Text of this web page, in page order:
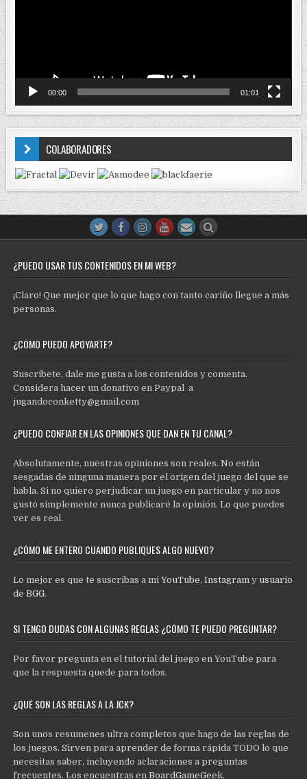
00:00 01:01
COLABORADORES
¿PUEDO USAR TUS CONTENIDOS EN MI WEB?
¡Claro! Que mejor que lo que hago con tanto cariño llegue a más
personas.
¿CÓMO PUEDO APOYARTE?
Suscríbete, dale me gusta a los contenidos y comenta.
Considera hacer un donativo en Paypal a
jugandoconketty@gmail.com
¿PUEDO CONFIAR EN LAS OPINIONES QUE DAN EN TU CANAL?
Absolutamente, nuestras opiniones son reales. No están
sesgadas de ninguna manera por el origen del juego del que se
habla. Si no quiero perjudicar un juego en particular y no nos
gustó simplemente nunca publicaré la opinión. Lo que puedes
ver es real.
¿CÓMO ME ENTERO CUANDO PUBLIQUES ALGO NUEVO?
Lo mejor es que te suscribas a miYouTube,Instagram y usuario
de BGG.
SI TENGO DUDAS CON ALGUNAS REGLAS ¿CÓMO TE PUEDO PREGUNTAR?
Por favor pregunta en el tutorial del juego en YouTube para
que la respuesta quede para todos.
¿QUÉ SON LAS REGLAS A LA JCK?
Son unos resumenes ultra completos que hago de las reglas de
los juegos. Sirven para aprender de forma rápida TODO lo que
necesitas saber, incluyendo aclaraciones a preguntas
frecuentes. Los encuentras enBoardGameGeek.